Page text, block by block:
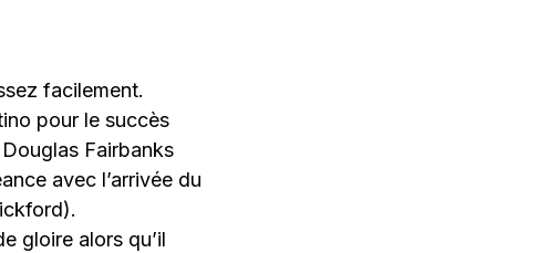
facilement.
pour le succès
Fairbanks
avec l’arrivée du
gloire alors qu’il